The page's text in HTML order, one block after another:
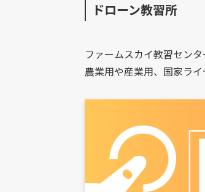
ドローン教習所
ファームスカイ教習セン
農業用や産業用、国家ラ